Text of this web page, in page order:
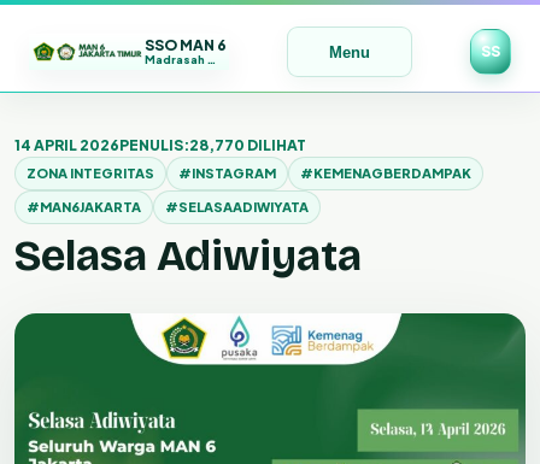
SSO MAN 6
Madrasah Maju | Bermutu | Mendunia Menu SS
ke
konten
14 APRIL 2026PENULIS:28,770 DILIHAT
ZONA INTEGRITAS #INSTAGRAM #KEMENAGBERDAMPAK
#MAN6JAKARTA #SELASAADIWIYATA
Selasa Adiwiyata